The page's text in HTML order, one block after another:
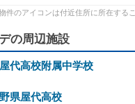
件のアイコンは付近住所に所在する
の周辺施設
代高校附属中学校
県屋代高校